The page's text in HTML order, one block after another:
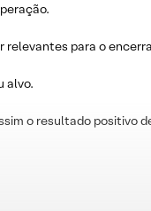
relevantes para o
alvo.
o resultado positivo